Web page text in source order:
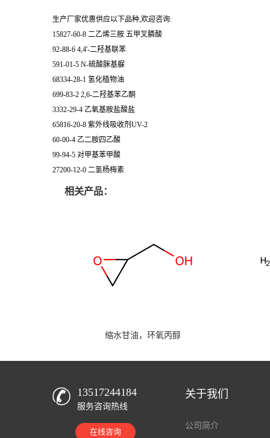
生产厂家优惠供应以下品种,欢迎咨询:
15827-60-8 二乙烯三胺 五甲叉膦酸
92-88-6 4,4'-二羟基联苯
591-01-5 N-硫酸脒基脲
68334-28-1 氢化植物油
699-83-2 2,6-二羟基苯乙酮
3332-29-4 乙氧基胺盐酸盐
65816-20-8 紫外线吸收剂UV-2
60-00-4 乙二胺四乙酸
99-94-5 对甲基苯甲酸
27200-12-0 二氢杨梅素
相关产品：
缩水甘油，环氧丙醇
13517244184
服务咨询热线
在线咨询
关于我们
公司简介